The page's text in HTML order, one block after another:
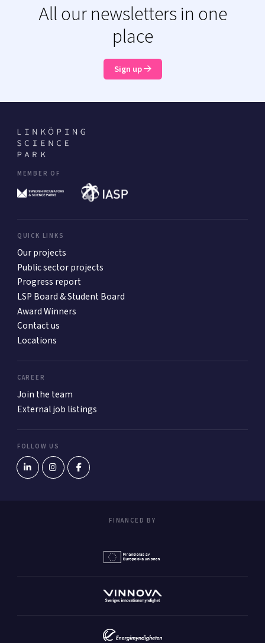
All our newsletters in one
place
Sign up
MEMBER OF
QUICK LINKS
Our projects
Public sector projects
Progress report
LSP Board & Student Board
Award Winners
Contact us
Locations
CAREER
Join the team
External job listings
FOLLOW US
FINANCED BY